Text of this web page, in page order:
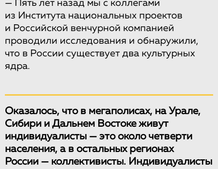
— Пять лет назад мы с коллегами
из Института национальных проектов
и Российской венчурной компанией
проводили исследования и обнаружили,
что в России существует два культурных
ядра.
Оказалось, что в мегаполисах, на Урале,
Сибири и Дальнем Востоке живут
индивидуалисты — это около четверти
населения, а в остальных регионах
России — коллективисты. Индивидуалисты